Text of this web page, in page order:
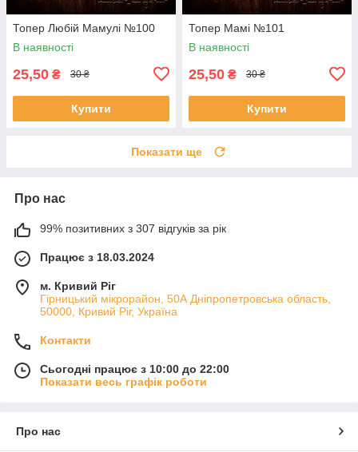
Топер Любій Мамулі №100
В наявності
25,50 ₴ 30 ₴
Купити
Топер Мамі №101
В наявності
25,50 ₴ 30 ₴
Купити
Показати ще
Про нас
99% позитивних з 307 відгуків за рік
Працює з 18.03.2024
м. Кривий Ріг
Гірницький мікрорайон, 50А Дніпропетровська область,
50000, Кривий Ріг, Україна
Контакти
Сьогодні працює з 10:00 до 22:00
Показати весь графік роботи
Про нас